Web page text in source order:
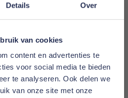
Details Over
van cookies
content en advertenties te
voor social media te bieden
te analyseren. Ook delen we
van onze site met onze
of particle board and
thickness: 16